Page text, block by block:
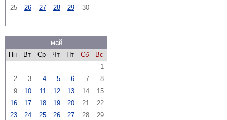
25
26 27 28 29 30
май
Пн
Вт Ср Чт Пт Сб
Вс
1
2
3 4 5 6 7
8
9
10 11 12 13 14
15
16
17 18 19 20 21
22
23
24 25 26 27 28
29